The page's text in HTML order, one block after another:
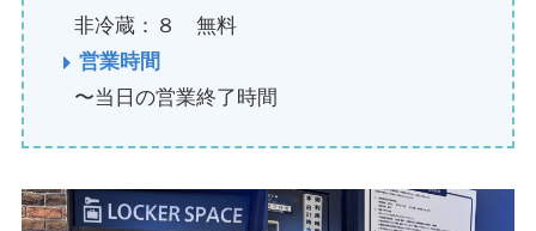
非冷蔵：８ 無料
営業時間
〜当日の営業終了時間